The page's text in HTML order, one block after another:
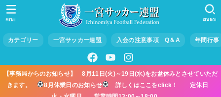
カテゴリー 一宮サッカー連盟 入会の注意事項 Q＆A 年間行事
SEARCH
MENU
【事務局からのお知らせ】 8月11日(火)～19日(水)をお盆休みとさせていただ
きます。
8月休業日のお知らせ
詳しくはここをclick！ 定休日